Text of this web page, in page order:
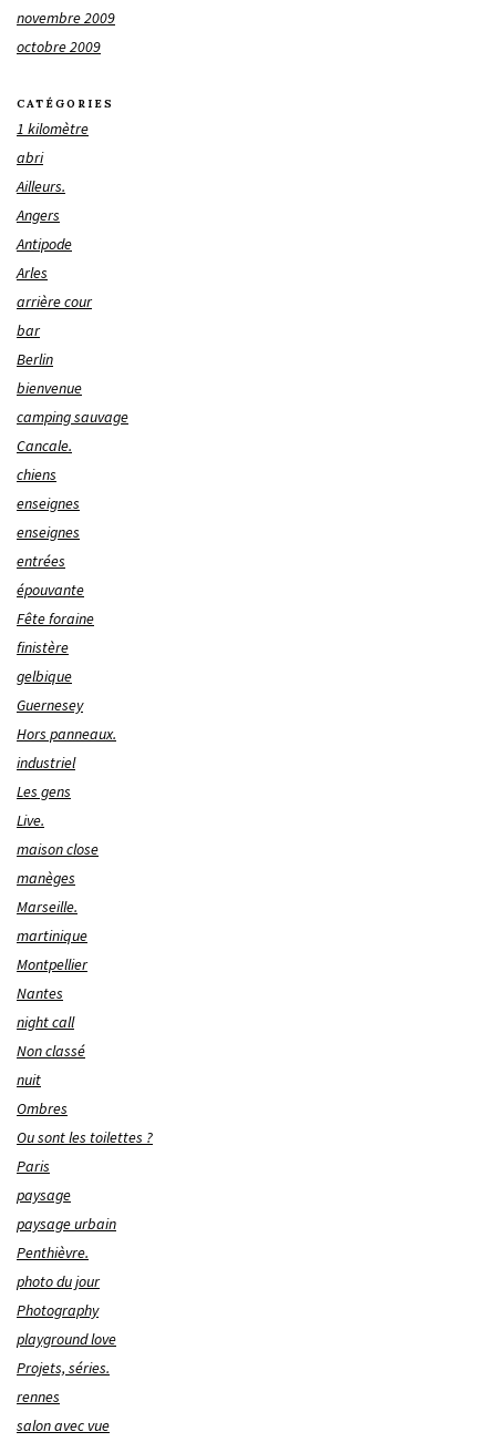
novembre 2009
octobre 2009
CATÉGORIES
1 kilomètre
abri
Ailleurs.
Angers
Antipode
Arles
arrière cour
bar
Berlin
bienvenue
camping sauvage
Cancale.
chiens
enseignes
enseignes
entrées
épouvante
Fête foraine
finistère
gelbique
Guernesey
Hors panneaux.
industriel
Les gens
Live.
maison close
manèges
Marseille.
martinique
Montpellier
Nantes
night call
Non classé
nuit
Ombres
Ou sont les toilettes ?
Paris
paysage
paysage urbain
Penthièvre.
photo du jour
Photography
playground love
Projets, séries.
rennes
salon avec vue